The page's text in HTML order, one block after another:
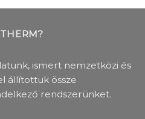
ismert nemzetközi és
állítottuk össze
rendszerünket.